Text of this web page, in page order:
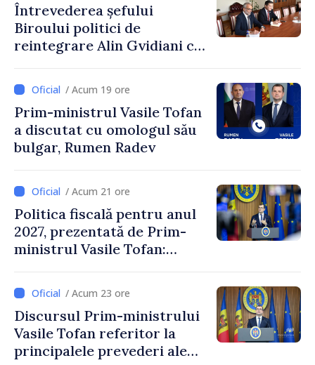
Întrevederea șefului
Biroului politici de
reintegrare Alin Gvidiani cu
Comitetului Internațional al
Crucii Roșii în Moldova
/ Acum 19 ore
Prim-ministrul Vasile Tofan
a discutat cu omologul său
bulgar, Rumen Radev
/ Acum 21 ore
Politica fiscală pentru anul
2027, prezentată de Prim-
ministrul Vasile Tofan:
stimularea investițiilor și o
taxare mai echitabilă
/ Acum 23 ore
Discursul Prim-ministrului
Vasile Tofan referitor la
principalele prevederi ale